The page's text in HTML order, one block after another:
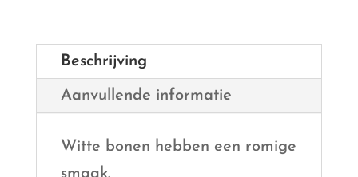
Beschrijving
Aanvullende informatie
Witte bonen hebben een romige
smaak.